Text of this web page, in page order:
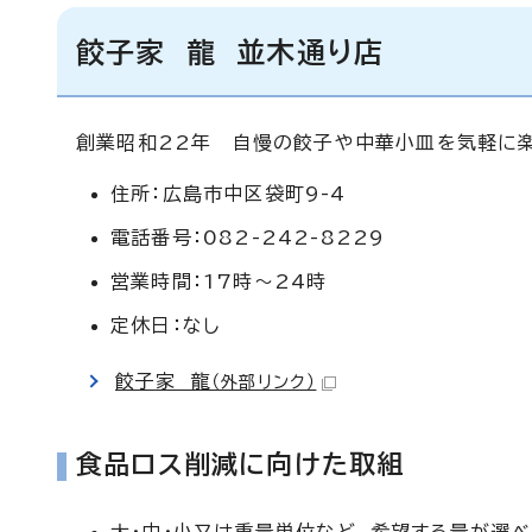
餃子家 龍 並木通り店
創業昭和22年 自慢の餃子や中華小皿を気軽に
住所：広島市中区袋町9-4
電話番号：082-242-8229
営業時間：17時～24時
定休日：なし
餃子家 龍 （外部リンク）
食品ロス削減に向けた取組